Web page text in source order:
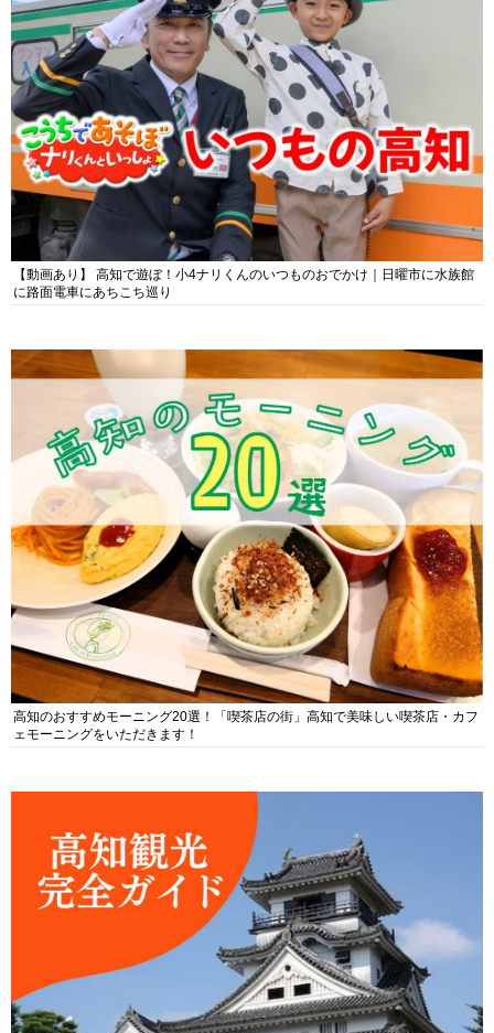
【動画あり】 高知で遊ぼ！小4ナリくんのいつものおでかけ｜日曜市に水族館
に路面電車にあちこち巡り
高知のおすすめモーニング20選！「喫茶店の街」高知で美味しい喫茶店・カフ
ェモーニングをいただきます！